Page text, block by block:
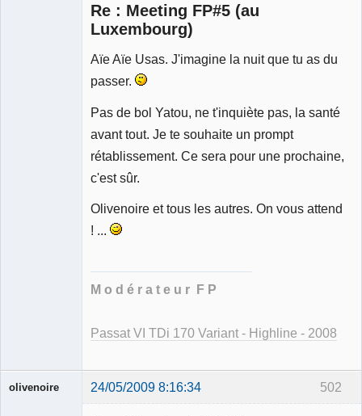
Re : Meeting FP#5 (au
Luxembourg)
Aïe Aïe Usas. J'imagine la nuit que tu as du
passer.
Pas de bol Yatou, ne t'inquiète pas, la santé
avant tout. Je te souhaite un prompt
rétablissement. Ce sera pour une prochaine,
c'est sûr.
Olivenoire et tous les autres. On vous attend
! ...
M o d é r a t e u r F P
Passat VI TDi 170 Variant - Highline - 2008
502
olivenoire 24/05/2009 8:16:34